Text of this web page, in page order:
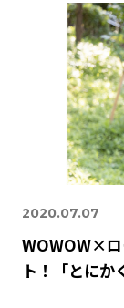
2020.07.07
WOWOW×ロ
ト！「とに